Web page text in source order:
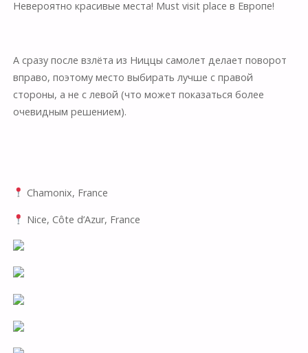
Невероятно красивые места! Must visit place в Европе!
А сразу после взлёта из Ниццы самолет делает поворот
вправо, поэтому место выбирать лучше с правой
стороны, а не с левой (что может показаться более
очевидным решением).
Chamonix, France
Nice, Côte d’Azur, France